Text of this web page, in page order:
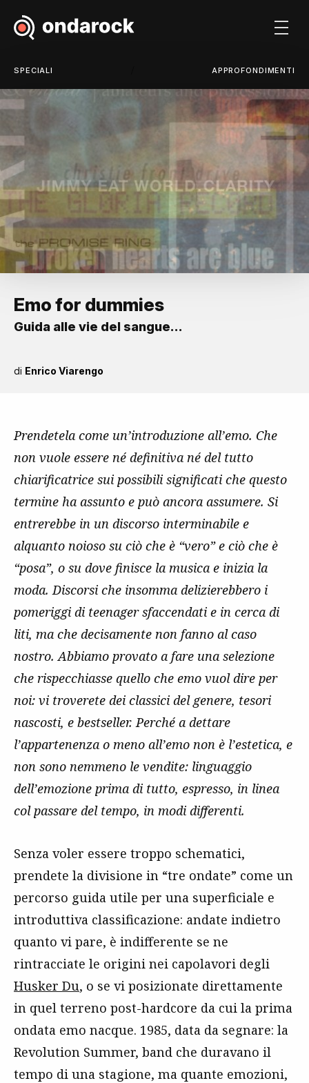
SPECIALI APPROFONDIMENTI
Emo for dummies
Guida alle vie del sangue…
di Enrico Viarengo
Prendetela come un’introduzione all’emo. Che
non vuole essere né definitiva né del tutto
chiarificatrice sui possibili significati che questo
termine ha assunto e può ancora assumere. Si
entrerebbe in un discorso interminabile e
alquanto noioso su ciò che è “vero” e ciò che è
“posa”, o su dove finisce la musica e inizia la
moda. Discorsi che insomma delizierebbero i
pomeriggi di teenager sfaccendati e in cerca di
liti, ma che decisamente non fanno al caso
nostro. Abbiamo provato a fare una selezione
che rispecchiasse quello che emo vuol dire per
noi: vi troverete dei classici del genere, tesori
nascosti, e bestseller. Perché a dettare
l’appartenenza o meno all’emo non è l’estetica, e
non sono nemmeno le vendite: linguaggio
dell’emozione prima di tutto, espresso, in linea
col passare del tempo, in modi differenti.
Senza voler essere troppo schematici,
prendete la divisione in “tre ondate” come un
percorso guida utile per una superficiale e
introduttiva classificazione: andate indietro
quanto vi pare, è indifferente se ne
rintracciate le origini nei capolavori degli
Husker Du, o se vi posizionate direttamente
in quel terreno post-hardcore da cui la prima
ondata emo nacque. 1985, data da segnare: la
Revolution Summer, band che duravano il
tempo di una stagione, ma quante emozioni,